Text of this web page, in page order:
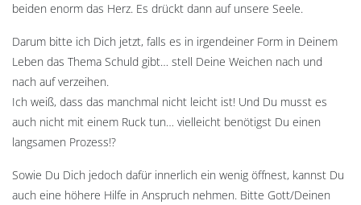
beiden enorm das Herz. Es drückt dann auf unsere Seele.
Darum bitte ich Dich jetzt, falls es in irgendeiner Form in Deinem
Leben das Thema Schuld gibt… stell Deine Weichen nach und
nach auf verzeihen.
Ich weiß, dass das manchmal nicht leicht ist! Und Du musst es
auch nicht mit einem Ruck tun… vielleicht benötigst Du einen
langsamen Prozess!?
Sowie Du Dich jedoch dafür innerlich ein wenig öffnest, kannst Du
auch eine höhere Hilfe in Anspruch nehmen. Bitte Gott/Deinen